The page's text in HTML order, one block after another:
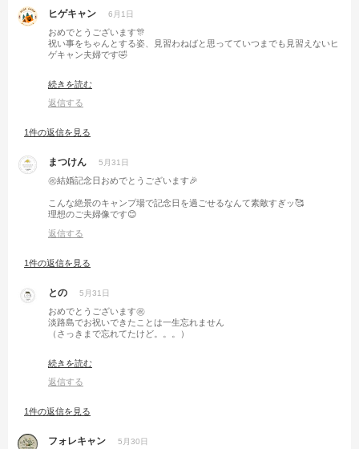
ヒゲキャン 6月1日
おめでとうございます🎊
祝い事をちゃんとする姿、見習わねばと思ってていつまでも見習えないヒ
ゲキャン夫婦です🤣
続きを読む
返信する
1件の返信を見る
まつけん 5月31日
㊗️結婚記念日おめでとうございます🎉
こんな絶景のキャンプ場で記念日を過ごせるなんて素敵すぎッ🥰
理想のご夫婦像です😊
返信する
1件の返信を見る
との 5月31日
おめでとうございます㊗️
淡路島でお祝いできたことは一生忘れません
（さっきまで忘れてたけど。。。）
続きを読む
返信する
1件の返信を見る
フォレキャン 5月30日